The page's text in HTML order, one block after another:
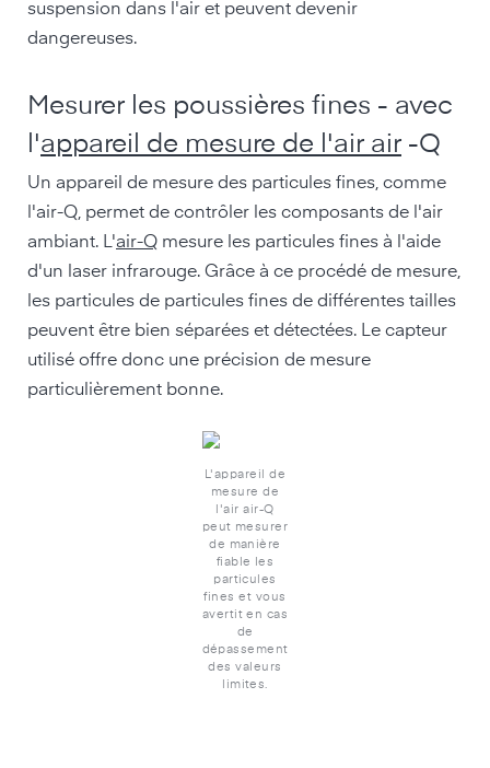
suspension dans l'air et peuvent devenir
dangereuses.
Mesurer les poussières fines - avec
l'appareil de mesure de l'air air -Q
Un appareil de mesure des particules fines, comme
l'air-Q, permet de contrôler les composants de l'air
ambiant. L'air-Q mesure les particules fines à l'aide
d'un laser infrarouge. Grâce à ce procédé de mesure,
les particules de particules fines de différentes tailles
peuvent être bien séparées et détectées. Le capteur
utilisé offre donc une précision de mesure
particulièrement bonne.
L'appareil de
mesure de
l'air air-Q
peut mesurer
de manière
fiable les
particules
fines et vous
avertit en cas
de
dépassement
des valeurs
limites.